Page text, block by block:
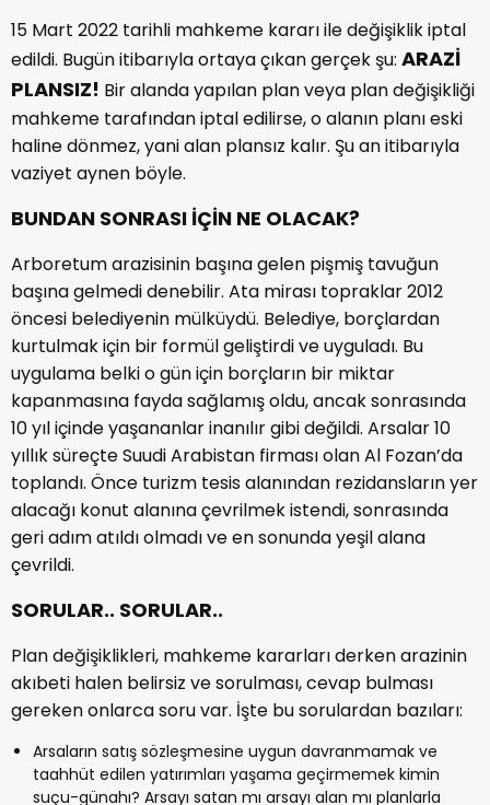
15 Mart 2022 tarihli mahkeme kararı ile değişiklik iptal
edildi. Bugün itibarıyla ortaya çıkan gerçek şu: ARAZİ
PLANSIZ! Bir alanda yapılan plan veya plan değişikliği
mahkeme tarafından iptal edilirse, o alanın planı eski
haline dönmez, yani alan plansız kalır. Şu an itibarıyla
vaziyet aynen böyle.
BUNDAN SONRASI İÇİN NE OLACAK?
Arboretum arazisinin başına gelen pişmiş tavuğun
başına gelmedi denebilir. Ata mirası topraklar 2012
öncesi belediyenin mülküydü. Belediye, borçlardan
kurtulmak için bir formül geliştirdi ve uyguladı. Bu
uygulama belki o gün için borçların bir miktar
kapanmasına fayda sağlamış oldu, ancak sonrasında
10 yıl içinde yaşananlar inanılır gibi değildi. Arsalar 10
yıllık süreçte Suudi Arabistan firması olan Al Fozan’da
toplandı. Önce turizm tesis alanından rezidansların yer
alacağı konut alanına çevrilmek istendi, sonrasında
geri adım atıldı olmadı ve en sonunda yeşil alana
çevrildi.
SORULAR.. SORULAR..
Plan değişiklikleri, mahkeme kararları derken arazinin
akıbeti halen belirsiz ve sorulması, cevap bulması
gereken onlarca soru var. İşte bu sorulardan bazıları:
Arsaların satış sözleşmesine uygun davranmamak ve
taahhüt edilen yatırımları yaşama geçirmemek kimin
suçu-günahı? Arsayı satan mı arsayı alan mı planlarla